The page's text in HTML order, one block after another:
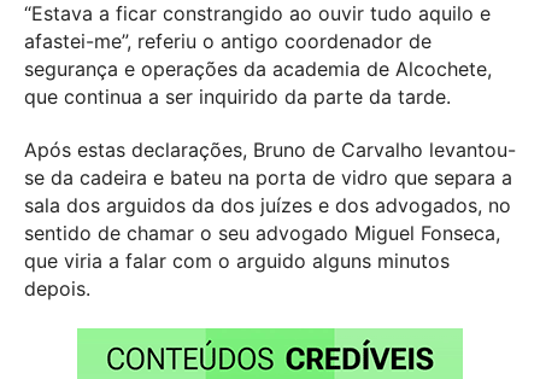
“Estava a ficar constrangido ao ouvir tudo aquilo e
afastei-me”, referiu o antigo coordenador de
segurança e operações da academia de Alcochete,
que continua a ser inquirido da parte da tarde.
Após estas declarações, Bruno de Carvalho levantou-
se da cadeira e bateu na porta de vidro que separa a
sala dos arguidos da dos juízes e dos advogados, no
sentido de chamar o seu advogado Miguel Fonseca,
que viria a falar com o arguido alguns minutos
depois.